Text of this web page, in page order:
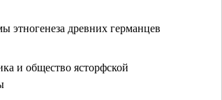
этногенеза древних германцев
и общество ясторфской